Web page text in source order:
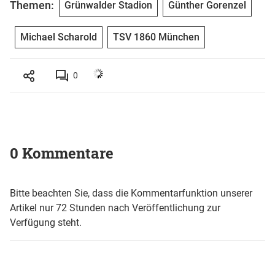
Themen: Grünwalder Stadion Günther Gorenzel
Michael Scharold TSV 1860 München
0
0 Kommentare
Bitte beachten Sie, dass die Kommentarfunktion unserer
Artikel nur 72 Stunden nach Veröffentlichung zur
Verfügung steht.